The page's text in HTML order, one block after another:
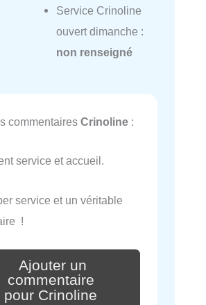
Service Crinoline
ouvert dimanche :
non renseigné
commentaires Crinoline :
service et accueil.
service et un véritable
!
Ajouter un
commentaire
pour Crinoline